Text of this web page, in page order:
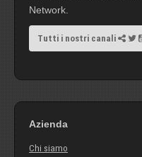
Network.
Tutti i nostri canali
Azienda
Chi siamo